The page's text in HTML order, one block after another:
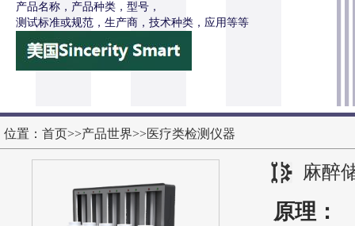
产品名称，产品种类，型号，
测试标准或规范，生产商，技术种类，应用等等
电动轮椅车按键开关耐用性测试仪
位置： 首页>>产品世界>>医疗类检测仪器
麻醉
原理：